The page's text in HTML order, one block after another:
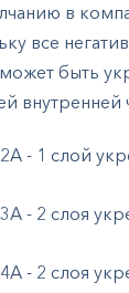
в
все
быть
внутренней
- 1 слой
- 2 слоя
- 2 слоя